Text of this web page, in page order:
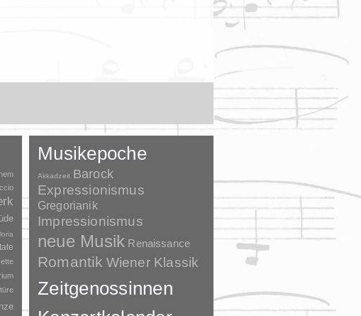
Musikepoche
Akkadzeit Barock
Expressionismus
Gregorianik
Impressionismus
neue Musik Renaissance
Romantik Wiener Klassik
Zeitgenossinnen